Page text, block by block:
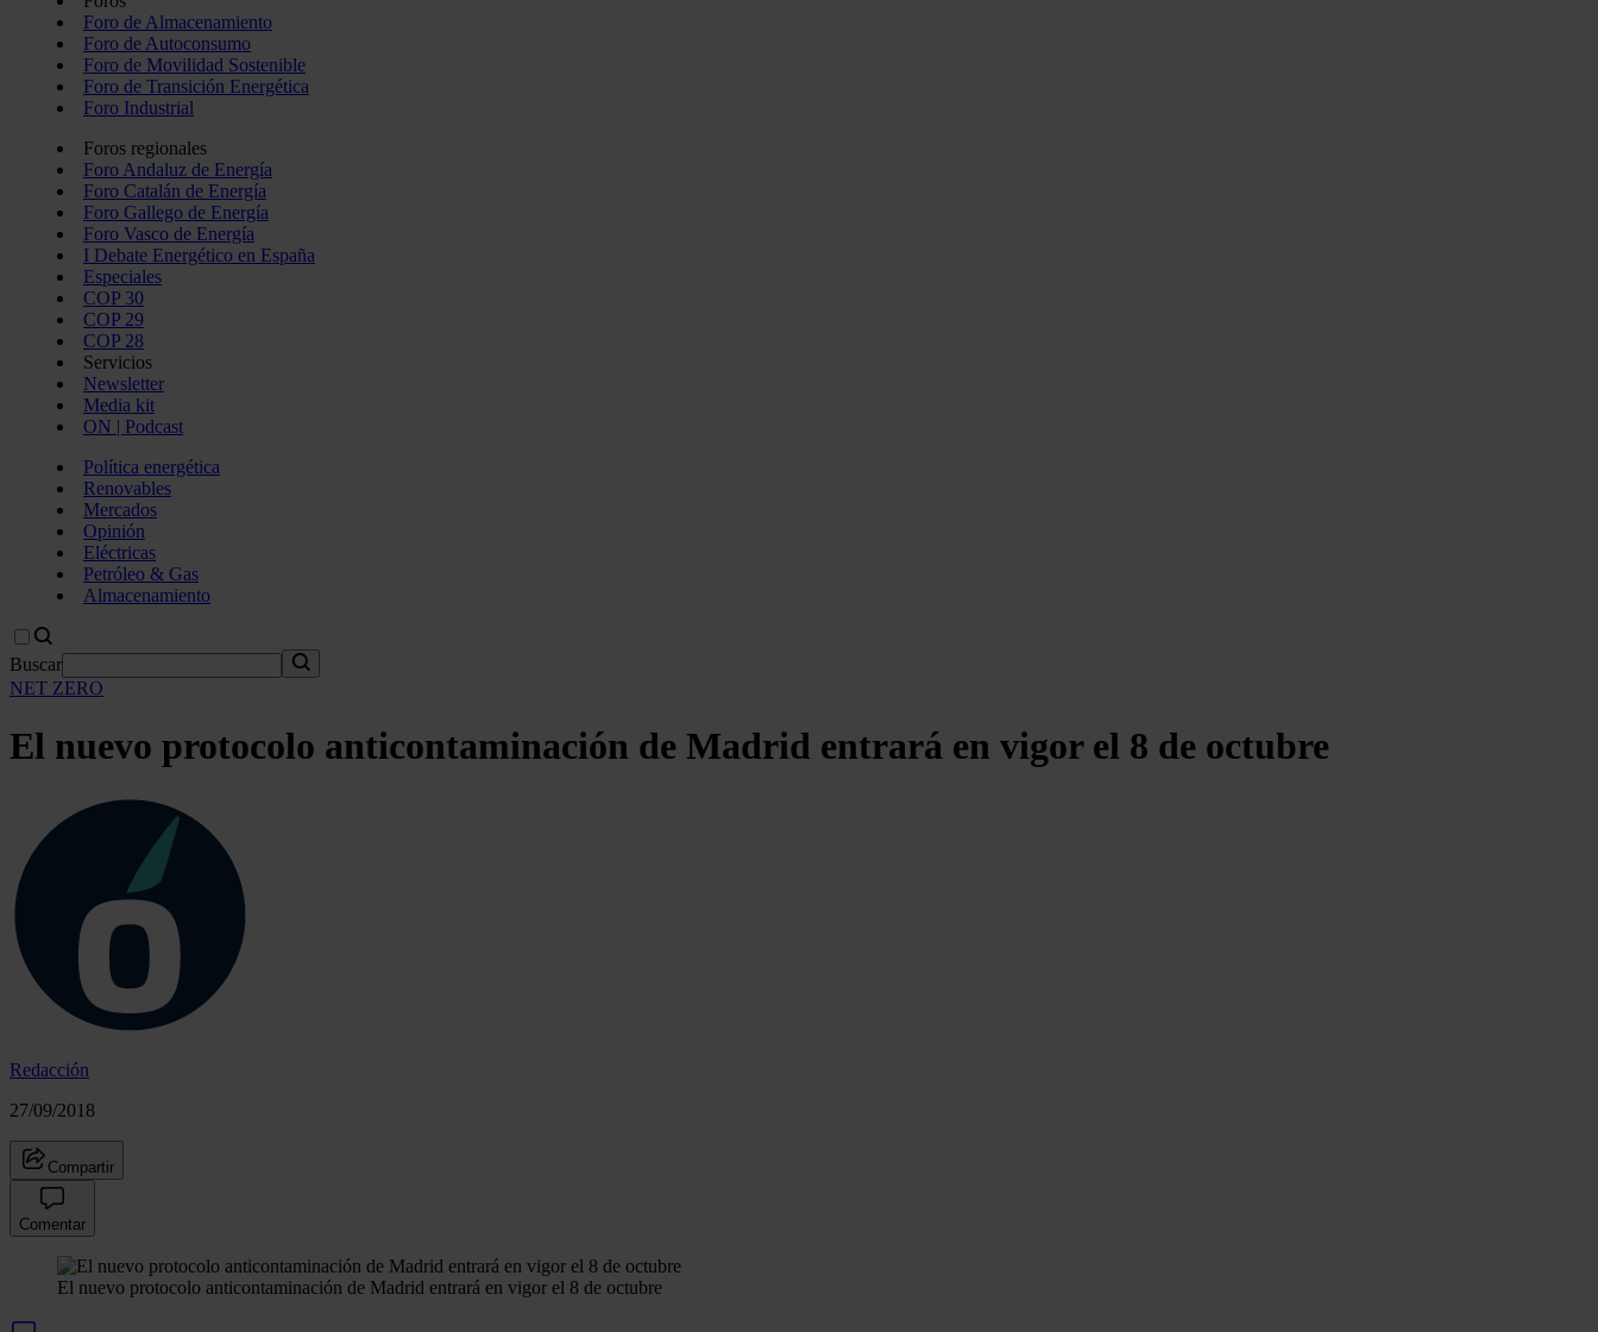
Foro de Almacenamiento
Foro de Autoconsumo
Foro de Movilidad Sostenible
Foro de Transición Energética
Foro Industrial
Foros regionales
Foro Andaluz de Energía
Foro Catalán de Energía
Foro Gallego de Energía
Foro Vasco de Energía
I Debate Energético en España
Especiales
COP 30
COP 29
COP 28
Servicios
Newsletter
Media kit
ON | Podcast
Política energética
Renovables
Mercados
Opinión
Eléctricas
Petróleo & Gas
Almacenamiento
Buscar
NET ZERO
El nuevo protocolo anticontaminación de Madrid entrará en vigor el 8 de octubre
Redacción
27/09/2018
Compartir
Comentar
El nuevo protocolo anticontaminación de Madrid entrará en vigor el 8 de octubre